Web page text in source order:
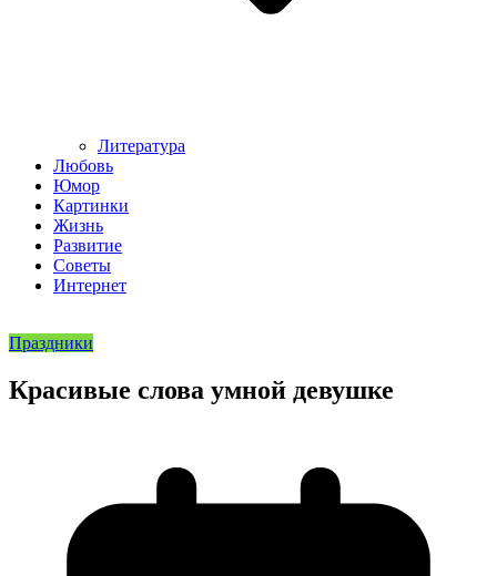
Литература
Любовь
Юмор
Картинки
Жизнь
Развитие
Советы
Интернет
Праздники
Красивые слова умной девушке